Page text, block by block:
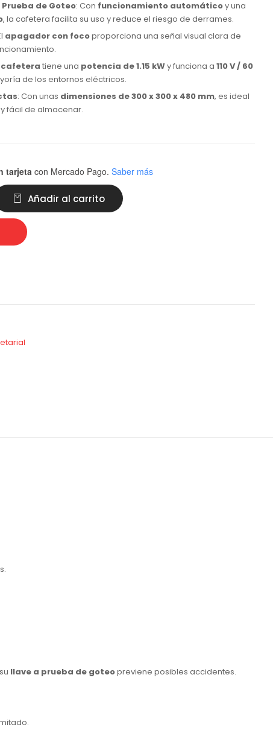
de Goteo: Con funcionamiento automáticoy una
, la cafetera facilita su uso y reduce el riesgo de derrames.
apagador con focoproporciona una señal visual clara de
cafetera tiene una potencia de 1.15 kWy funciona a 110 V / 60
de los entornos eléctricos.
: Con unas dimensiones de 300 x 300 x 480 mm, es ideal
fácil de almacenar.
tarjetacon Mercado Pago. Saber más
Añadir al carrito
llave a prueba de goteopreviene posibles accidentes.